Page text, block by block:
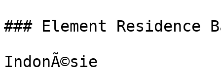
### Element
IndonÃ©sie